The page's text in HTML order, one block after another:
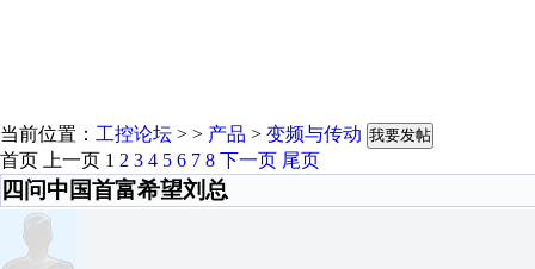
当前位置： 工控论坛 > > 产品 > 变频与传动 我要发帖
首页 上一页 1 2 3 4 5 6 7 8 下一页 尾页
四问中国首富希望刘总